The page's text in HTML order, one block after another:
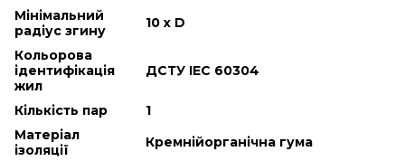
Мінімальний
радіус згину
10 х D
Кольорова
ідентифікація
жил
ДСТУ IEC 60304
Кількість пар
1
Матеріал
ізоляції
Кремнійорганічна гума